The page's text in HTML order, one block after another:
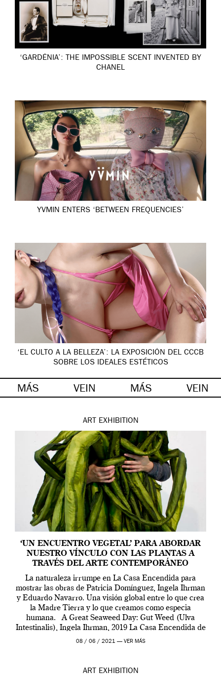
‘GARDÉNIA’: THE IMPOSSIBLE SCENT INVENTED BY
CHANEL
YVMIN ENTERS ‘BETWEEN FREQUENCIES’
‘EL CULTO A LA BELLEZA’: LA EXPOSICIÓN DEL CCCB
SOBRE LOS IDEALES ESTÉTICOS
MÁS VEIN MÁS VEIN
ART EXHIBITION
‘UN ENCUENTRO VEGETAL’ PARA ABORDAR
NUESTRO VÍNCULO CON LAS PLANTAS A
TRAVÉS DEL ARTE CONTEMPORÁNEO
La naturaleza irrumpe en La Casa Encendida para
mostrar las obras de Patricia Domínguez, Ingela Ihrman
y Eduardo Navarro. Una visión global entre lo que crea
la Madre Tierra y lo que creamos como especia
humana. A Great Seaweed Day: Gut Weed (Ulva
Intestinalis), Ingela Ihrman, 2019 La Casa Encendida de
Madrid y la Wellcome […]
08 / 06 / 2021 — VER MÁS
ART EXHIBITION